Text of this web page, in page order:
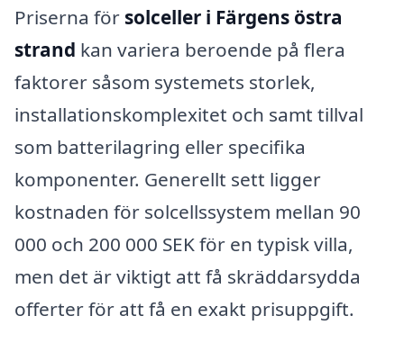
Priserna för solceller i Färgens östra
strand kan variera beroende på flera
faktorer såsom systemets storlek,
installationskomplexitet och samt tillval
som batterilagring eller specifika
komponenter. Generellt sett ligger
kostnaden för solcellssystem mellan 90
000 och 200 000 SEK för en typisk villa,
men det är viktigt att få skräddarsydda
offerter för att få en exakt prisuppgift.